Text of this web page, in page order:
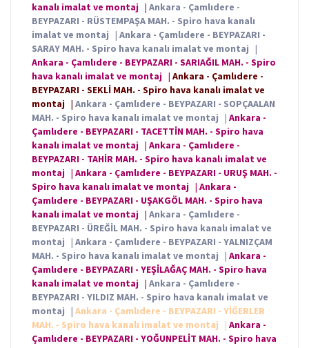
kanalı imalat ve montaj | Ankara - Çamlıdere -
BEYPAZARI - RÜSTEMPAŞA MAH. - Spiro hava kanalı
imalat ve montaj | Ankara - Çamlıdere - BEYPAZARI -
SARAY MAH. - Spiro hava kanalı imalat ve montaj |
Ankara - Çamlıdere - BEYPAZARI - SARIAĞIL MAH. - Spiro
hava kanalı imalat ve montaj | Ankara - Çamlıdere -
BEYPAZARI - SEKLİ MAH. - Spiro hava kanalı imalat ve
montaj | Ankara - Çamlıdere - BEYPAZARI - SOPÇAALAN
MAH. - Spiro hava kanalı imalat ve montaj | Ankara -
Çamlıdere - BEYPAZARI - TACETTİN MAH. - Spiro hava
kanalı imalat ve montaj | Ankara - Çamlıdere -
BEYPAZARI - TAHİR MAH. - Spiro hava kanalı imalat ve
montaj | Ankara - Çamlıdere - BEYPAZARI - URUŞ MAH. -
Spiro hava kanalı imalat ve montaj | Ankara -
Çamlıdere - BEYPAZARI - UŞAKGÖL MAH. - Spiro hava
kanalı imalat ve montaj | Ankara - Çamlıdere -
BEYPAZARI - ÜREĞİL MAH. - Spiro hava kanalı imalat ve
montaj | Ankara - Çamlıdere - BEYPAZARI - YALNIZÇAM
MAH. - Spiro hava kanalı imalat ve montaj | Ankara -
Çamlıdere - BEYPAZARI - YEŞİLAĞAÇ MAH. - Spiro hava
kanalı imalat ve montaj | Ankara - Çamlıdere -
BEYPAZARI - YILDIZ MAH. - Spiro hava kanalı imalat ve
montaj | Ankara - Çamlıdere - BEYPAZARI - YİĞERLER
MAH. - Spiro hava kanalı imalat ve montaj
| Ankara -
Çamlıdere - BEYPAZARI - YOĞUNPELİT MAH. - Spiro hava